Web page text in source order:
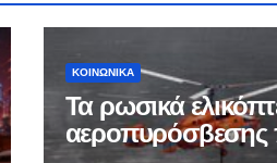
ΚΟΙΝΩΝΙΚΑ
Τα ρωσικά
αεροπυρόσβεσης